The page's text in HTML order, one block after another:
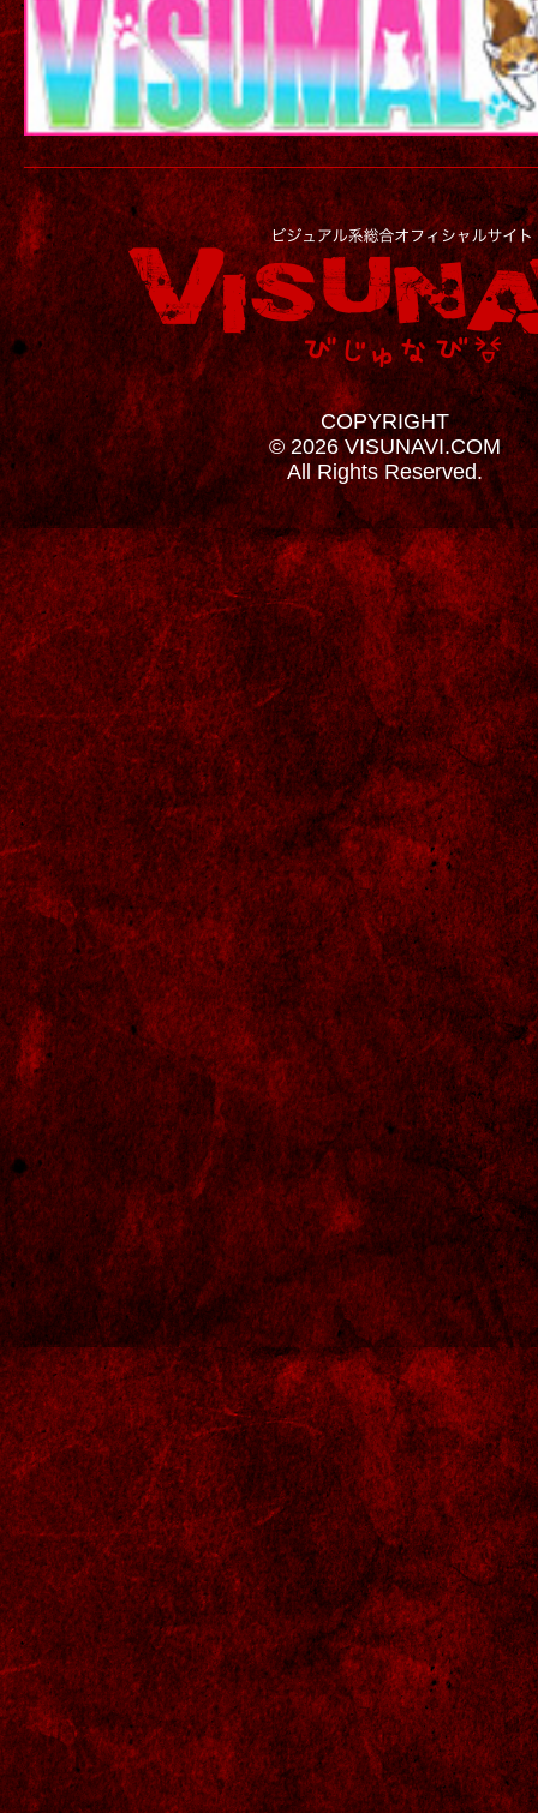
COPYRIGHT
© 2026 VISUNAVI.COM
All Rights Reserved.